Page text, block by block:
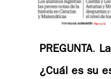
PREGUNTA.
¿Cuál es su